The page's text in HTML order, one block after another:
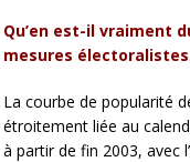
Qu’en est-il vraiment
mesures
La courbe de popularité
étroitement liée au
à partir de fin 2003, avec